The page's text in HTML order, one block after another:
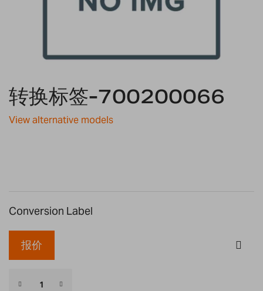
to
the
of
转换标签-700200066
View alternative models
Conversion Label
报价